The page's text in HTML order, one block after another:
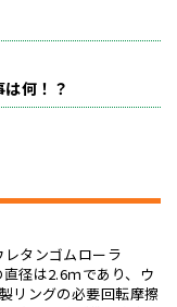
何！？
タンゴムローラ
径は2.6ｍであり、ウ
リングの必要回転摩擦